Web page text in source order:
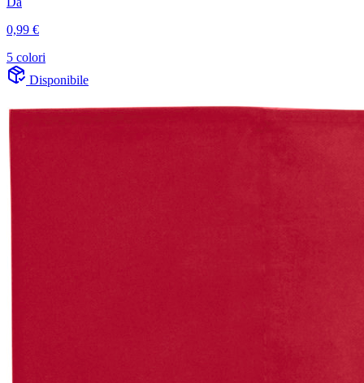
0,99 €
5 colori
Disponibile